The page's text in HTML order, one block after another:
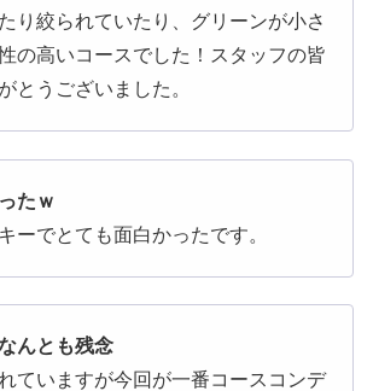
り絞られていたり、グリーンが小さ
の高いコースでした！スタッフの皆
とうございました。
たｗ
ーでとても面白かったです。
んとも残念
ていますが今回が一番コースコンデ